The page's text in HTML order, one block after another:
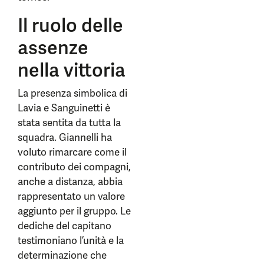
Il ruolo delle
assenze
nella vittoria
La presenza simbolica di
Lavia e Sanguinetti è
stata sentita da tutta la
squadra. Giannelli ha
voluto rimarcare come il
contributo dei compagni,
anche a distanza, abbia
rappresentato un valore
aggiunto per il gruppo. Le
dediche del capitano
testimoniano l’unità e la
determinazione che